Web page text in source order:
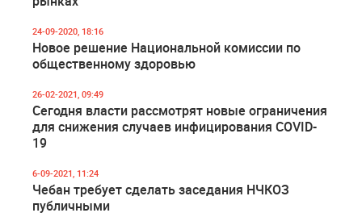
24-09-2020, 18:16
Новое решение Национальной комиссии по
общественному здоровью
26-02-2021, 09:49
Сегодня власти рассмотрят новые ограничения
для снижения случаев инфицирования COVID-
19
6-09-2021, 11:24
Чебан требует сделать заседания НЧКОЗ
публичными